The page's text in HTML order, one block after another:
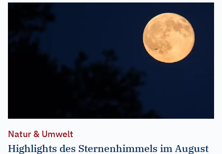
Natur & Umwelt
Highlights des Sternenhimmels im August